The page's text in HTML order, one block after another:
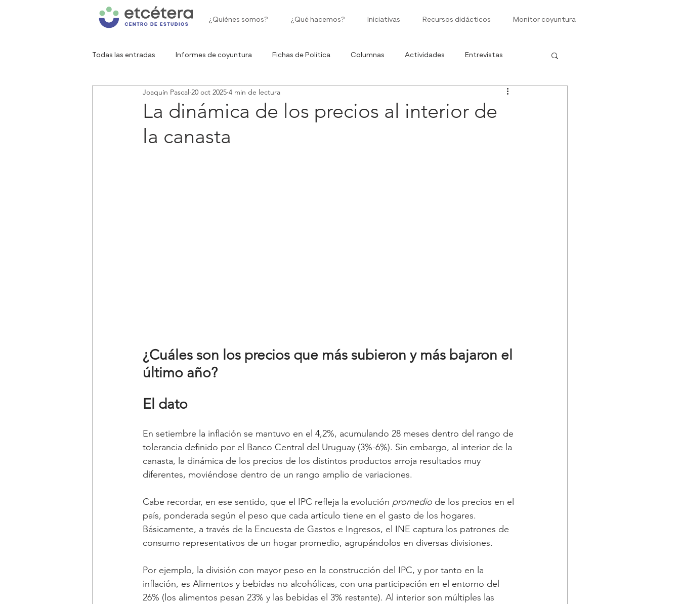
¿Quiénes somos? ¿Qué hacemos? Iniciativas Recursos didácticos Monitor coyuntura
Todas las entradas Informes de coyuntura Fichas de Política Columnas Actividades Entrevistas
Gráfico de la semana Red de Políticas Públicas
La dinámica de los precios al interior de
la canasta
Joaquín Pascal 20 oct 2025 4 min de lectura
¿Cuáles son los precios que más subieron y más bajaron el
último año?
El dato
En setiembre la inflación se mantuvo en el 4,2%, acumulando 28 meses dentro del rango de
tolerancia definido por el Banco Central del Uruguay (3%-6%). Sin embargo, al interior de la
canasta, la dinámica de los precios de los distintos productos arroja resultados muy
diferentes, moviéndose dentro de un rango amplio de variaciones.
Cabe recordar, en ese sentido, que el IPC refleja la evolución promedio de los precios en el
país, ponderada según el peso que cada artículo tiene en el gasto de los hogares.
Básicamente, a través de la Encuesta de Gastos e Ingresos, el INE captura los patrones de
consumo representativos de un hogar promedio, agrupándolos en diversas divisiones.
Por ejemplo, la división con mayor peso en la construcción del IPC, y por tanto en la
inflación, es Alimentos y bebidas no alcohólicas, con una participación en el entorno del
26% (los alimentos pesan 23% y las bebidas el 3% restante). Al interior son múltiples las